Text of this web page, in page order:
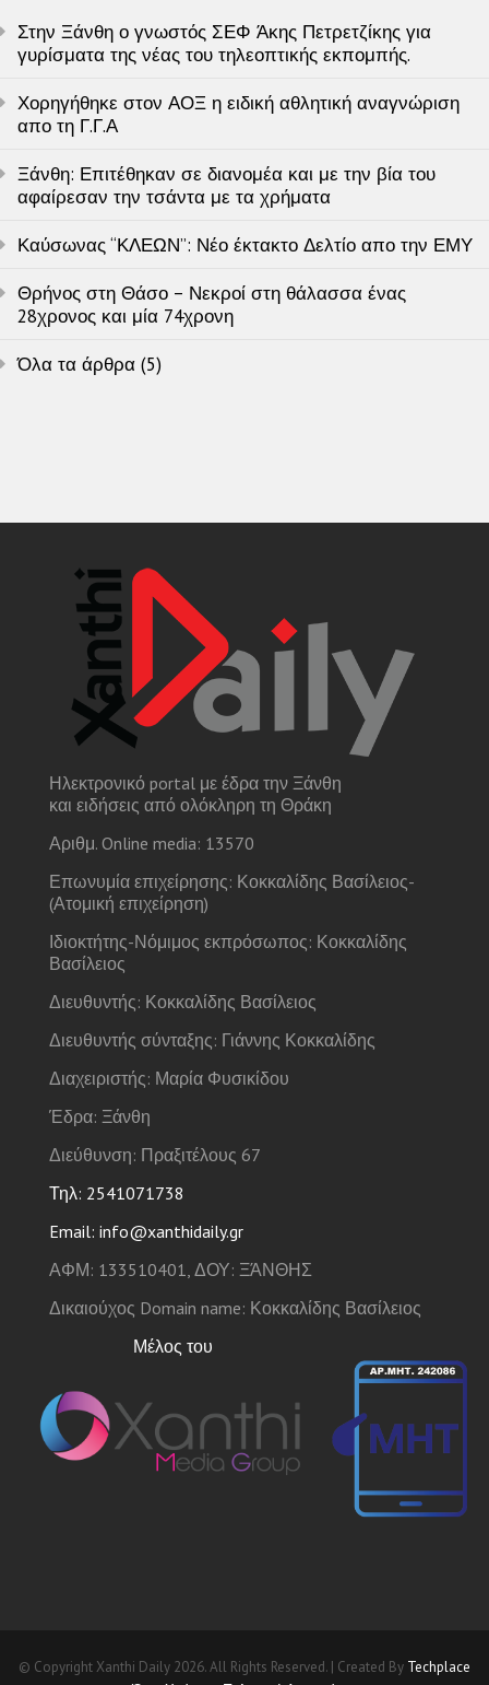
Στην Ξάνθη ο γνωστός ΣΕΦ Άκης Πετρετζίκης για
γυρίσματα της νέας του τηλεοπτικής εκπομπής.
Χορηγήθηκε στον ΑΟΞ η ειδική αθλητική αναγνώριση
απο τη Γ.Γ.Α
Ξάνθη: Επιτέθηκαν σε διανομέα και με την βία του
αφαίρεσαν την τσάντα με τα χρήματα
Καύσωνας “ΚΛΕΩΝ”: Νέο έκτακτο Δελτίο απο την ΕΜΥ
Θρήνος στη Θάσο – Νεκροί στη θάλασσα ένας
28χρονος και μία 74χρονη
Όλα τα άρθρα (5)
Ηλεκτρονικό portal με έδρα την Ξάνθη
και ειδήσεις από ολόκληρη τη Θράκη
Αριθμ. Online media: 13570
Επωνυμία επιχείρησης: Κοκκαλίδης Βασίλειος-
(Ατομική επιχείρηση)
Ιδιοκτήτης-Νόμιμος εκπρόσωπος: Κοκκαλίδης
Βασίλειος
Διευθυντής: Κοκκαλίδης Βασίλειος
Διευθυντής σύνταξης: Γιάννης Κοκκαλίδης
Διαχειριστής: Μαρία Φυσικίδου
Έδρα: Ξάνθη
Διεύθυνση: Πραξιτέλους 67
Τηλ: 2541071738
Email: info@xanthidaily.gr
ΑΦΜ: 133510401, ΔΟΥ: ΞΆΝΘΗΣ
Δικαιούχος Domain name: Κοκκαλίδης Βασίλειος
Μέλος του
© Copyright Xanthi Daily 2026. All Rights Reserved. | Created By Techplace